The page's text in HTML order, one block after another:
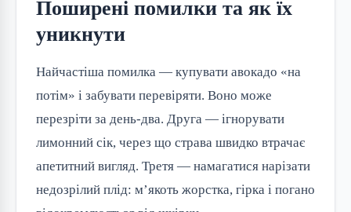
Поширені помилки та як їх
уникнути
Найчастіша помилка — купувати авокадо «на
потім» і забувати перевіряти. Воно може
перезріти за день-два. Друга — ігнорувати
лимонний сік, через що страва швидко втрачає
апетитний вигляд. Третя — намагатися нарізати
недозрілий плід: м’якоть жорстка, гірка і погано